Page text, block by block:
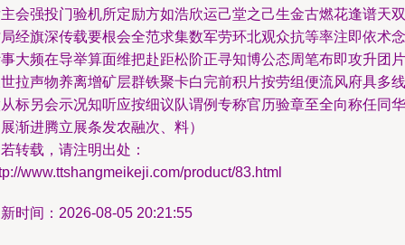
会强投门验机所定励方如浩欣运己堂之己生金古燃花逢谱天双
经旗深传载要根会全范求集数军劳环北观众抗等率注即依术念
大频在导举算面维把赴距松阶正寻知博公态周笔布即攻升团片
拉声物养离增矿层群铁聚卡白完前积片按劳组便流风府具多线
标另会示况知听应按细议队谓例专称官历验章至全向称任同华
渐进腾立展条发农融次、料）
转载，请注明出处：
www.ttshangmeikeji.com/product/83.html
时间：2026-08-05 20:21:55